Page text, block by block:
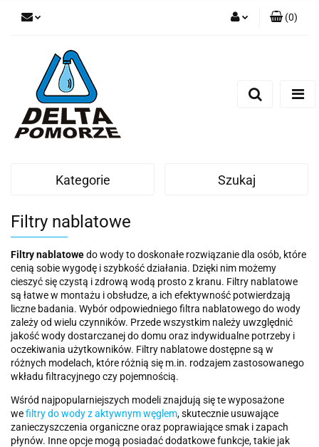
(0)
Kategorie Szukaj
Filtry nablatowe
Filtry nablatowedo wody to doskonałe rozwiązanie dla osób, które
cenią sobie wygodę i szybkość działania. Dzięki nim możemy
cieszyć się czystą i zdrową wodą prosto z kranu. Filtry nablatowe
są łatwe w montażu i obsłudze, a ich efektywność potwierdzają
liczne badania. Wybór odpowiedniego filtra nablatowego do wody
zależy od wielu czynników. Przede wszystkim należy uwzględnić
jakość wody dostarczanej do domu oraz indywidualne potrzeby i
oczekiwania użytkowników. Filtry nablatowe dostępne są w
różnych modelach, które różnią się m.in. rodzajem zastosowanego
wkładu filtracyjnego czy pojemnością.
Wśród najpopularniejszych modeli znajdują się te wyposażone
wefiltry do wody z aktywnym węglem, skutecznie usuwające
zanieczyszczenia organiczne oraz poprawiające smak i zapach
płynów. Inne opcje mogą posiadać dodatkowe funkcje, takie jak